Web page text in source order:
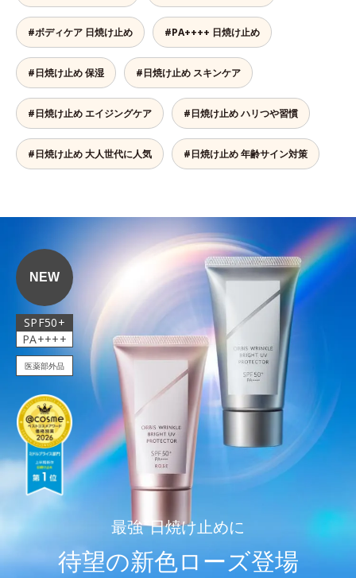
#ボディケア 日焼け止め #PA++++ 日焼け止め
#日焼け止め 保湿 #日焼け止め スキンケア
#日焼け止め エイジングケア #日焼け止め ハリつや習慣
#日焼け止め 大人世代に人気 #日焼け止め 年齢サイン対策
NEW
SPF50+
PA++++
医薬部外品
最強*日焼け止めに
待望の新色ローズ登場